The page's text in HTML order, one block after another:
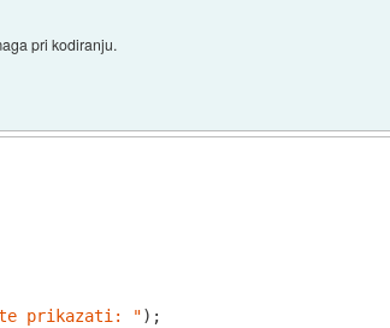
pri kodiranju.
prikazati: ");